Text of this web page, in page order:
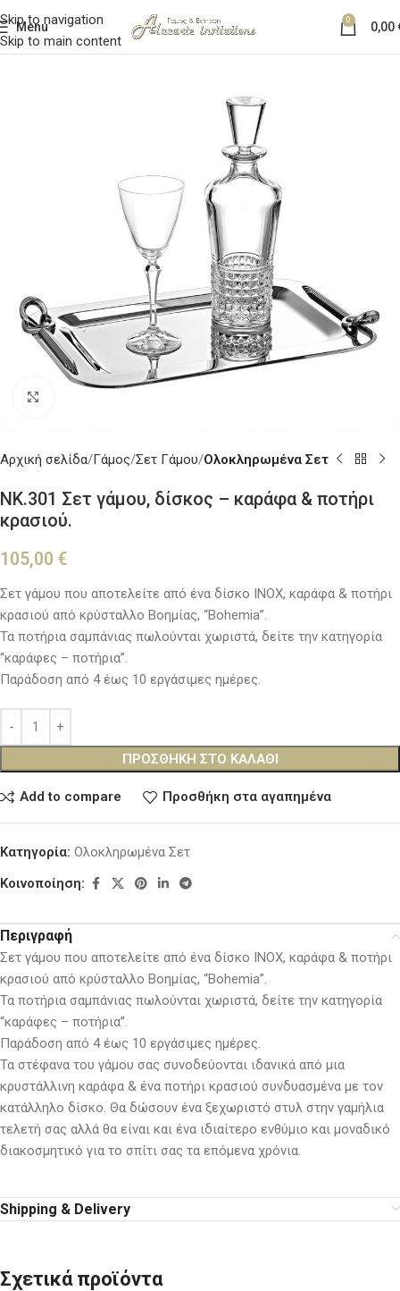
Skip to navigation
Skip to main content
Menu 0 0,00
Αρχική σελίδα Γάμος Σετ Γάμου Ολοκληρωμένα Σετ
NK.301 Σετ γάμου, δίσκος – καράφα & ποτήρι
κρασιού.
105,00 €
Σετ γάμου που αποτελείτε από ένα δίσκο ΙΝΟΧ, καράφα & ποτήρι
κρασιού από κρύσταλλο Βοημίας, “Bohemia”.
Τα ποτήρια σαμπάνιας πωλούνται χωριστά, δείτε την κατηγορία
“καράφες – ποτήρια”.
Παράδοση από 4 έως 10 εργάσιμες ημέρες.
ΠΡΟΣΘΉΚΗ ΣΤΟ ΚΑΛΆΘΙ
Add to compare Προσθήκη στα αγαπημένα
Κατηγορία: Ολοκληρωμένα Σετ
Κοινοποίηση:
Περιγραφή
Σετ γάμου που αποτελείτε από ένα δίσκο ΙΝΟΧ, καράφα & ποτήρι
κρασιού από κρύσταλλο Βοημίας, “Bohemia”.
Τα ποτήρια σαμπάνιας πωλούνται χωριστά, δείτε την κατηγορία
“καράφες – ποτήρια”.
Παράδοση από 4 έως 10 εργάσιμες ημέρες.
Τα στέφανα του γάμου σας συνοδεύονται ιδανικά από μια
κρυστάλλινη καράφα & ένα ποτήρι κρασιού συνδυασμένα με τον
κατάλληλο δίσκο. Θα δώσουν ένα ξεχωριστό στυλ στην γαμήλια
τελετή σας αλλά θα είναι και ένα ιδιαίτερο ενθύμιο και μοναδικό
διακοσμητικό για το σπίτι σας τα επόμενα χρόνια.
Shipping & Delivery
Σχετικά προϊόντα